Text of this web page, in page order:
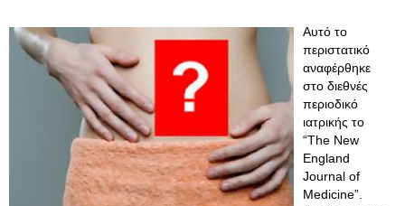
Aυτό το
περιστατικό
αναφέρθηκε
στο διεθνές
περιοδικό
ιατρικής το
“The New
England
Journal of
Medicine”.